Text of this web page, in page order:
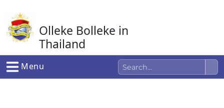
naar
de
inhoud
Olleke Bolleke in
Thailand
In Thailand
Menu